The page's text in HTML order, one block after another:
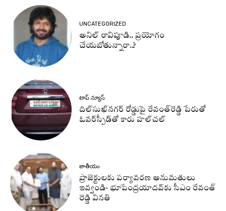
UNCATEGORIZED
అనిల్ రావిపూడి.. ప్రయోగం
చేయబోతున్నారా..?
టాప్ న్యూస్
దిల్‌సుఖ్‌నగర్‌ రోడ్డుపై రేవంత్‌రెడ్డి పేరుతో
ఓవర్‌స్పీడ్‌తో కారు హల్‌చల్‌
జాతీయం
ప్రాజెక్టులకు పర్యావరణ అనుమతులు
ఇవ్వండి- భూపేంద్రయాదవ్‌కు సీఎం రేవంత్‌
రెడ్డి వినతి